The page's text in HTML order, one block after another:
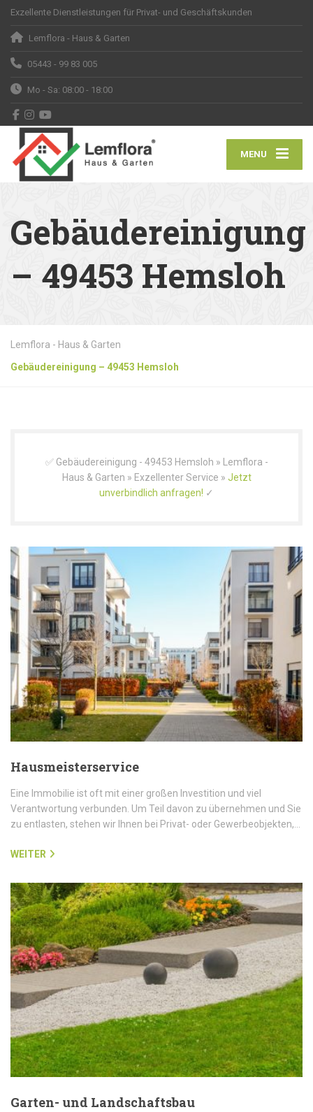
Exzellente Dienstleistungen für Privat- und Geschäftskunden
Lemflora - Haus & Garten
05443 - 99 83 005
Mo - Sa: 08:00 - 18:00
MENU
Gebäudereinigung
– 49453 Hemsloh
Lemflora - Haus & Garten
Gebäudereinigung – 49453 Hemsloh
✅ Gebäudereinigung - 49453 Hemsloh » Lemflora -
Haus & Garten » Exzellenter Service » Jetzt
unverbindlich anfragen! ✓
Hausmeisterservice
Eine Immobilie ist oft mit einer großen Investition und viel
Verantwortung verbunden. Um Teil davon zu übernehmen und Sie
zu entlasten, stehen wir Ihnen bei Privat- oder Gewerbeobjekten,…
WEITER
Garten- und Landschaftsbau